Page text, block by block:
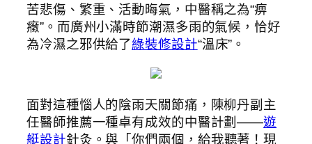
苦悲傷、繁重、活動晦氣，中醫稱之為“痹
癥”。而廣州小滿時節潮濕多雨的氣候，恰好
為冷濕之邪供給了綠裝修設計“溫床”。
面對這種惱人的陰雨天關節痛，陳柳丹副主
任醫師推薦一種卓有成效的中醫計劃——遊
艇設計針灸。與「你們兩個，給我聽著！現